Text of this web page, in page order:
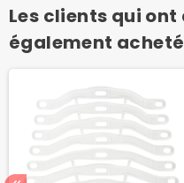
Les clients qui
également